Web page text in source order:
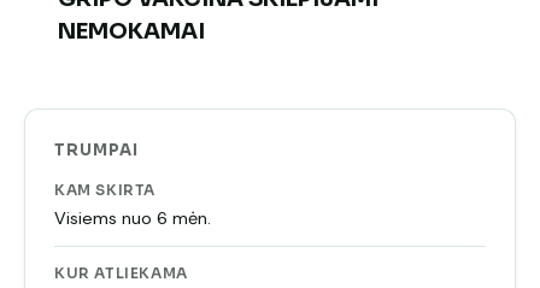
NEMOKAMAI
TRUMPAI
KAM SKIRTA
Visiems nuo 6 mėn.
KUR ATLIEKAMA